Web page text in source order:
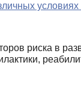
условиях
риска в